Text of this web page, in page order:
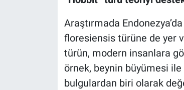
Araştırmada
floresiensis türüne de yer
türün, modern insanlara
örnek, beynin büyümesi ile
bulgulardan biri olarak